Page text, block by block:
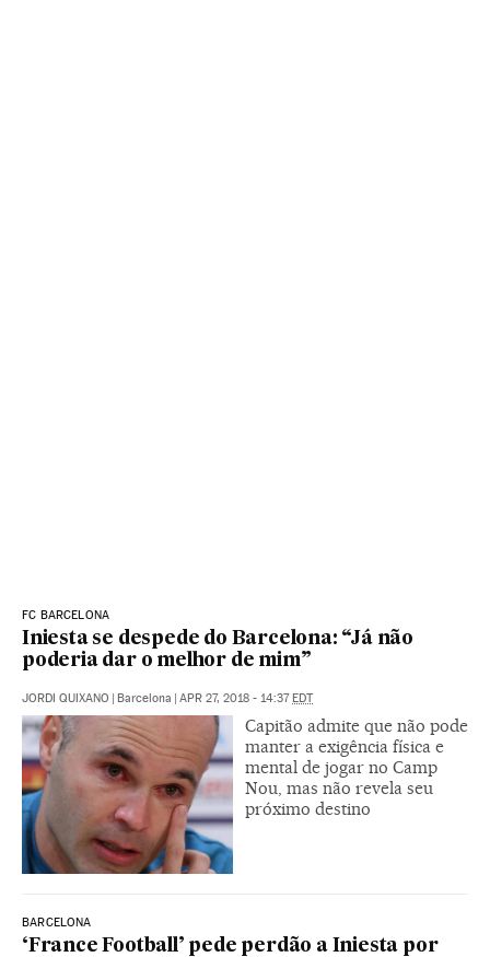
FC BARCELONA
Iniesta se despede do Barcelona: “Já não
poderia dar o melhor de mim”
JORDI QUIXANO | Barcelona | APR 27, 2018 - 14:37EDT
Capitão admite que não pode
manter a exigência física e
mental de jogar no Camp
Nou, mas não revela seu
próximo destino
BARCELONA
‘France Football’ pede perdão a Iniesta por